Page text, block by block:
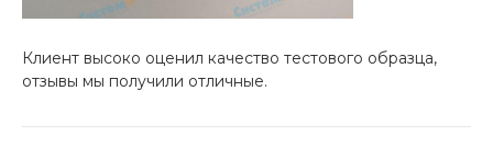
Клиент высоко оценил качество тестового образца,
отзывы мы получили отличные.